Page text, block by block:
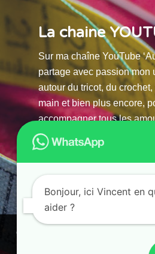
La chaine
Sur ma chaîne YouTube
partage avec passion mon
autour du tricot, du
main et bien plus encore,
accompagner tous les
© 2025 AU FILS D’HORUS|
Ce site utilise des cookies. En
acceptez leur
Bonjour, ici Vincent en
aider ?